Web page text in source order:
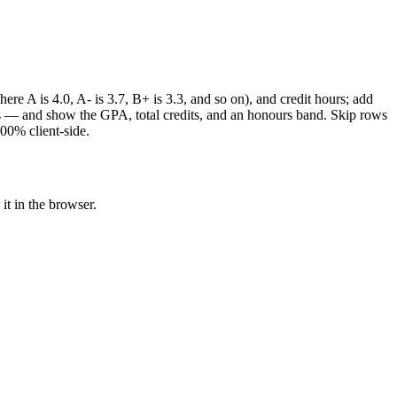
A is 4.0, A- is 3.7, B+ is 3.3, and so on), and credit hours; add
and show the GPA, total credits, and an honours band. Skip rows
client-side.
in the browser.